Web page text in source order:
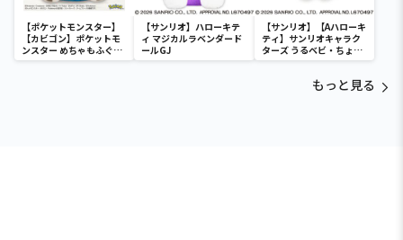
【ポケットモンスター】
【カビゴン】ポケットモ
ンスター めちゃもふぐっ
と ほっこりいやされぬい
【サンリオ】ハローキテ
ィ マジカルラベンダード
ールGJ
【サンリオ】【Aハローキ
ティ】サンリオキャラク
ターズ うるベビ・ちょい
デカドール
もっと見る